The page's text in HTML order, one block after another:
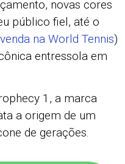
novas cores
público fiel, até o
na World Tennis)
entressola em
1, a marca
a origem de um
de gerações.